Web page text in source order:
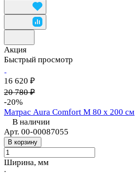
Акция
Быстрый просмотр
16 620 ₽
20 780 ₽
-20%
Матрас Aura Comfort M 80 х 200 см
В наличии
Арт. 00-00087055
В корзину
Ширина, мм